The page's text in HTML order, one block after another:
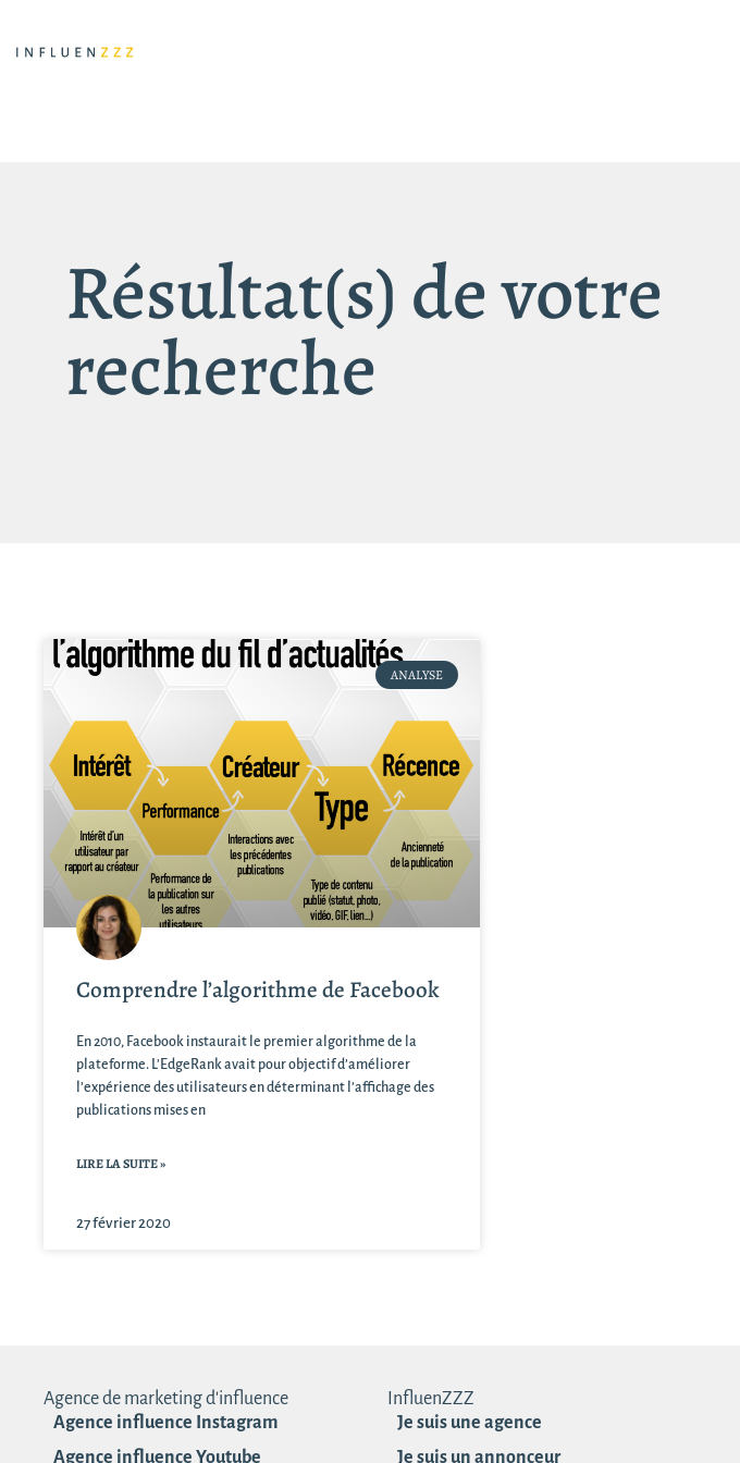
Résultat(s) de votre
recherche
ANALYSE
Comprendre l’algorithme de Facebook
En 2010, Facebook instaurait le premier algorithme de la
plateforme. L’EdgeRank avait pour objectif d’améliorer
l’expérience des utilisateurs en déterminant l’affichage des
publications mises en
LIRE LA SUITE »
27 février 2020
Agence de marketing d'influence
Agence influence Instagram
Agence influence Youtube
InfluenZZZ
Je suis une agence
Je suis un annonceur